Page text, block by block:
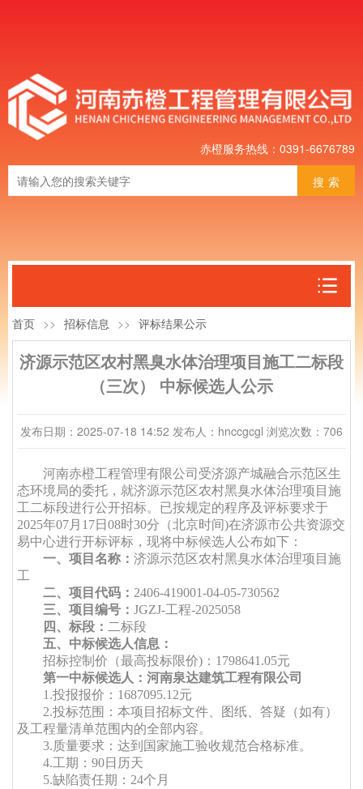
赤橙服务热线：0391-6676789
搜索
首页 >> 招标信息 >> 评标结果公示
济源示范区农村黑臭水体治理项目施工二标段
（三次） 中标候选人公示
发布日期：2025-07-18 14:52 发布人：hnccgcgl 浏览次数：706
河南赤橙工程管理有限公司受济源产城融合示范区生
态环境局的委托，就济源示范区农村黑臭水体治理项目 施
工二标段进行公开招标。已按规定的程序及评标要求于
2025年07月17日08时30分 （北京时间)在济源市公共资源交
易中心进行开标评标，现将中标候选人公布如下：
一、项目名称： 济源示范区农村黑臭水体治理项目施
工
二、项目代码： 2406-419001-04-05-730562
三、项目编号： JGZJ-工程-2025058
四、标段： 二标段
五、中标候选人信息：
招标控制价（最高投标限价)：1798641.05元
第一中标候选人：河南泉达建筑工程有限公司
1.投报报价 ： 1687095.12元
2.投标范围：本项目招标文件、图纸、答疑（如有）
及工程量清单范围内的全部内容。
3.质量要求：达到国家施工验收规范合格标准。
4.工期 ： 90日历天
5.缺陷责任期： 24个月